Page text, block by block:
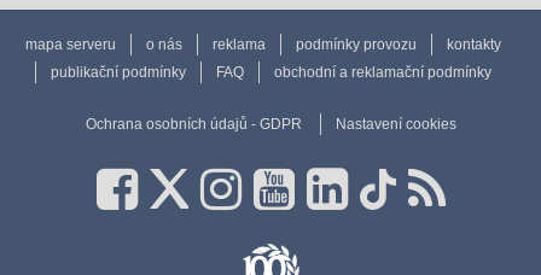
mapa serveru o nás reklama podmínky provozu
kontakty
publikační podmínky
FAQ obchodní a reklamační podmínky
Ochrana osobních údajů - GDPR Nastavení cookies